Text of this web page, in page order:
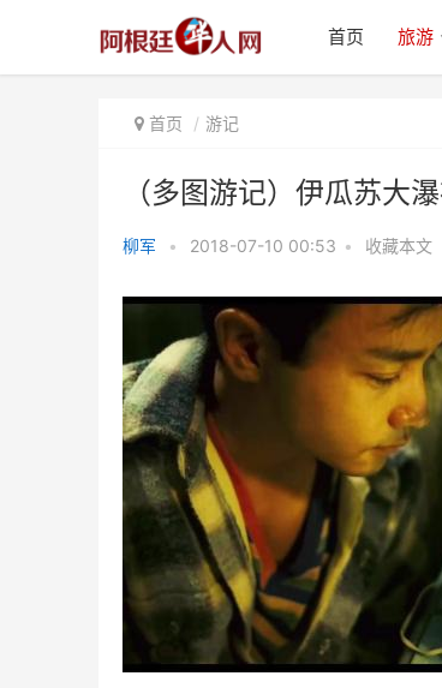
首页 旅游
首页 游记
（多图游记）伊瓜苏大
柳军 • 2018-07-10 00:53 • 收藏本文